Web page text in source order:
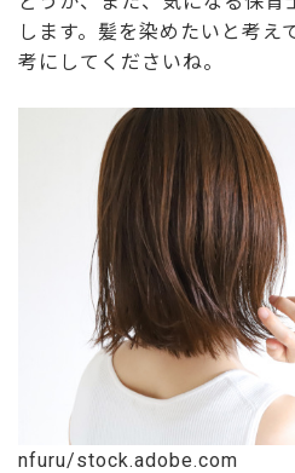
します。髪を染めたいと考え
考にしてくださいね。
nfuru/stock.adobe.com